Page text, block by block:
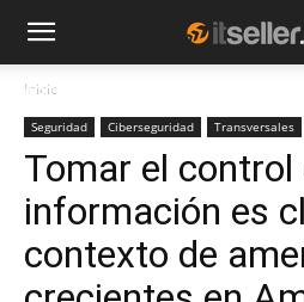
NOTICIAS
Inicio
Seguridad Ciberseguridad Transversales
Tomar el control
información es
contexto de